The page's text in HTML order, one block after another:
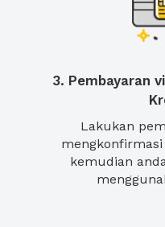
3. Pembayaran
Lakukan
kemudian